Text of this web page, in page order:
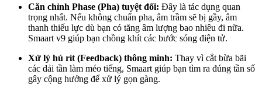
Căn chỉnh Phase (Pha) tuyệt đối: Đây là tác dụng quan
trọng nhất. Nếu không chuẩn pha, âm trầm sẽ bị gầy, âm
thanh thiếu lực dù bạn có tăng âm lượng bao nhiêu đi nữa.
Smaart v9 giúp bạn chồng khít các bước sóng điện tử.
Xử lý hú rít (Feedback) thông minh: Thay vì cắt bừa bãi
các dải tần làm méo tiếng, Smaart giúp bạn tìm ra đúng tần số
gây cộng hưởng để xử lý gọn gàng.